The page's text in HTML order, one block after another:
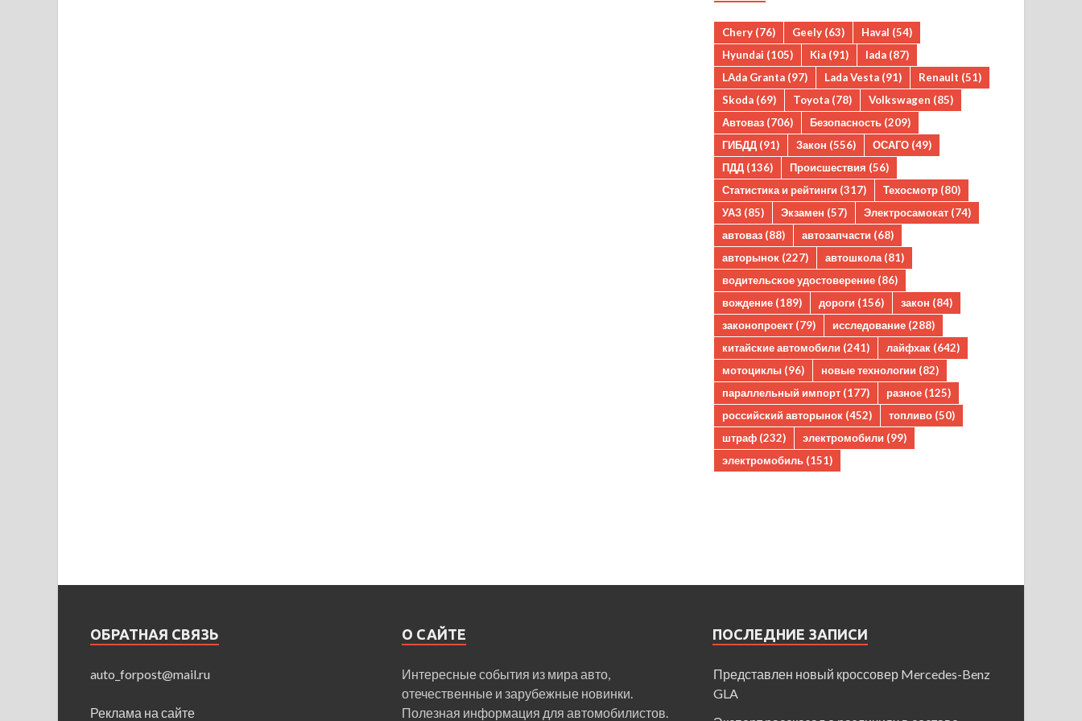
Chery (76) Geely (63) Haval (54)
Hyundai (105) Kia (91) lada (87)
LAda Granta (97) Lada Vesta (91) Renault (51)
Skoda (69) Toyota (78) Volkswagen (85)
Автоваз (706) Безопасность (209)
ГИБДД (91) Закон (556) ОСАГО (49)
ПДД (136) Происшествия (56)
Статистика и рейтинги (317) Техосмотр (80)
УАЗ (85) Экзамен (57) Электросамокат (74)
автоваз (88) автозапчасти (68)
авторынок (227) автошкола (81)
водительское удостоверение (86)
вождение (189) дороги (156) закон (84)
законопроект (79) исследование (288)
китайские автомобили (241) лайфхак (642)
мотоциклы (96) новые технологии (82)
параллельный импорт (177) разное (125)
российский авторынок (452) топливо (50)
штраф (232) электромобили (99)
электромобиль (151)
ОБРАТНАЯ СВЯЗЬ
auto_forpost@mail.ru
Реклама на сайте
О САЙТЕ
Интересные события из мира авто,
отечественные и зарубежные новинки.
Полезная информация для автомобилистов.
ПОСЛЕДНИЕ ЗАПИСИ
Представлен новый кроссовер Mercedes-Benz
GLA